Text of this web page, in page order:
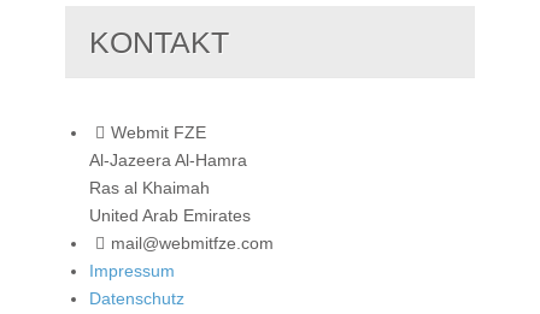
KONTAKT
Webmit FZE
Al-Jazeera Al-Hamra
Ras al Khaimah
United Arab Emirates
mail@webmitfze.com
Impressum
Datenschutz